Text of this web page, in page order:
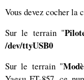
Vous devez cocher la
Sur le terrain "
/dev/ttyUSB0
Sur le terrain "